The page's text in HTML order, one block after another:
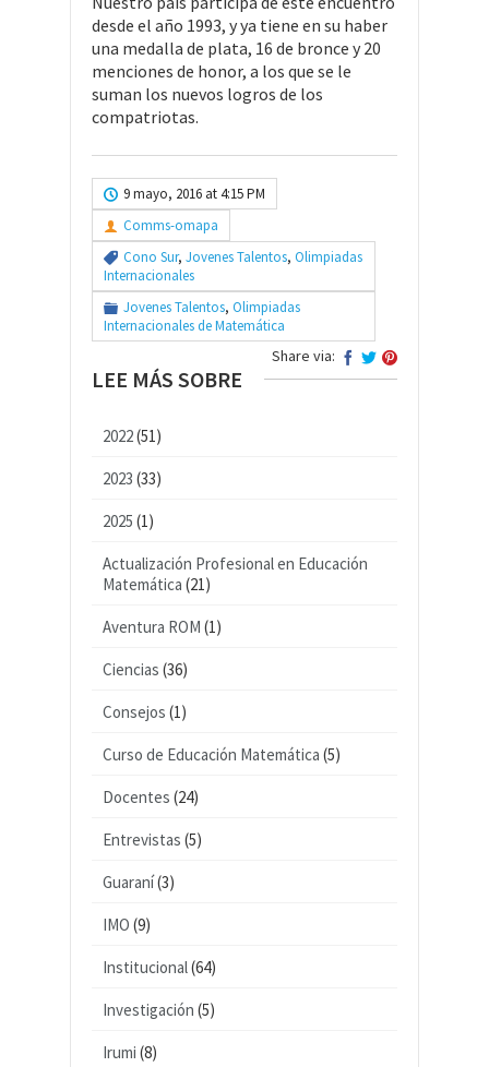
desde el año 1993, y ya tiene en su haber
una medalla de plata, 16 de bronce y 20
menciones de honor, a los que se le
suman los nuevos logros de los
compatriotas.
9 mayo, 2016 at 4:15 PM
Comms-omapa
Cono Sur, Jovenes Talentos, Olimpiadas
Internacionales
Jovenes Talentos, Olimpiadas
Internacionales de Matemática
Share via:
LEE MÁS SOBRE
2022(51)
2023 (33)
2025 (1)
Actualización Profesional en Educación
Matemática (21)
Aventura ROM (1)
Ciencias (36)
Consejos (1)
Curso de Educación Matemática (5)
Docentes (24)
Entrevistas (5)
Guaraní(3)
IMO (9)
Institucional(64)
Investigación (5)
Irumi (8)